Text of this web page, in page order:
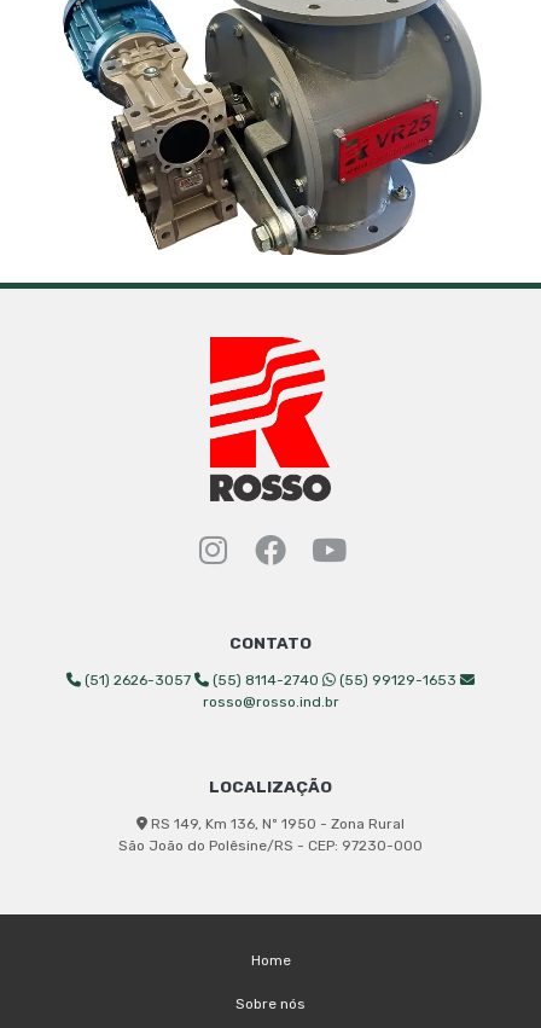
Instagram Rosso
Facebook Rosso
YouTube
CONTATO
(51) 2626-3057 (55) 8114-2740
(55) 99129-1653
rosso@rosso.ind.br
LOCALIZAÇÃO
RS 149, Km 136, Nº 1950 - Zona Rural
São João do Polêsine/RS - CEP: 97230-000
Home
Sobre nós